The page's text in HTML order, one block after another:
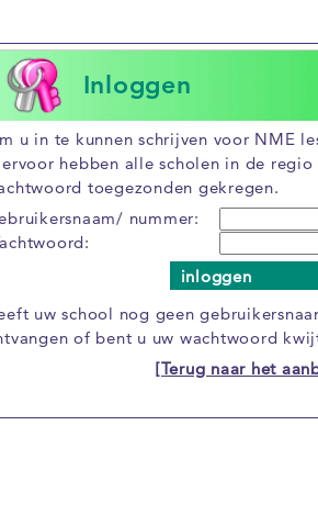
Inloggen
u in te kunnen schrijven voor NME
hebben alle scholen in de regio
toegezonden gekregen.
nummer:
inloggen
uw school nog geen
of bent u uw wachtwoord
[Terug naar het